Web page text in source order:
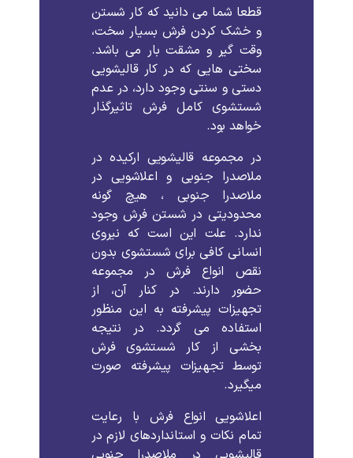
قطعا شما می دانید که کار شستن
و خشک کردن فرش بسیار سخت،
وقت گیر و مشقت بار می باشد.
سختی هایی که در کار قالیشویی
دستی و سنتی وجود دارد، در عدم
شستشوی کامل فرش تاثیرگذار
خواهد بود.
در مجموعه قالیشویی ارکیده در
ملاصدرا جنوبی و اعلاشویی در
ملاصدرا جنوبی ، هیچ گونه
محدودیتی در شستن فرش وجود
ندارد. علت این است که نیروی
انسانی کافی برای شستشوی بدون
نقص انواع فرش در مجموعه
حضور دارند. در کنار آن، از
تجهیزات پیشرفته به این منظور
استفاده می گردد. در نتیجه
بخشی از کار شستشوی فرش
توسط تجهیزات پیشرفته صورت
میگیرد.
اعلاشویی انواع فرش با رعایت
تمام نکات و استانداردهای لازم در